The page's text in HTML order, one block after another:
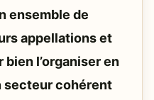
ensemble de
appellations et
l’organiser en
secteur cohérent